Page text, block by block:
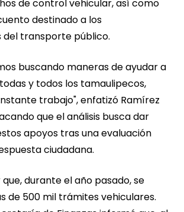
de control vehicular, así como
destinado a los
del transporte público.
buscando maneras de ayudar a
y todos los tamaulipecos,
trabajo", enfatizó Ramírez
que el análisis busca dar
apoyos tras una evaluación
ciudadana.
durante el año pasado, se
de 500 mil trámites vehiculares.